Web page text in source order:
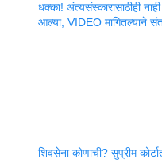
धक्का! अंत्यसंस्कारासाठीही नाही
आल्या; VIDEO मागितल्याने
शिवसेना कोणाची? सुप्रीम